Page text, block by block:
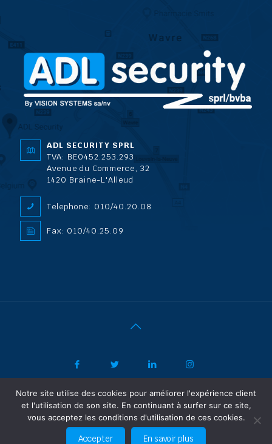
ADL SECURITY SPRL
TVA: BE0452.253.293
Avenue du Commerce, 32
1420 Braine-L'Alleud
Telephone: 010/40.20.08
Fax: 010/40.25.09
© 2022 ADL Security SPRL/BVBA | Politique de confidentialité
Vertrouwelijkheidsbeleid | Powered by SF Concept
FR
Notre site utilise des cookies pour améliorer l'expérience client
et l'utilisation de son site. En continuant à surfer sur ce site,
vous acceptez les conditions d'utilisation de ces cookies.
Accepter En savoir plus